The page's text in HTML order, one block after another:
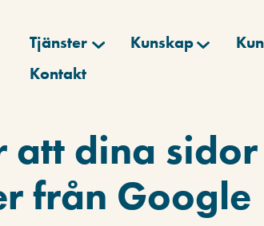
Tjänster Kunskap
Kontakt
att dina sidor
från Google